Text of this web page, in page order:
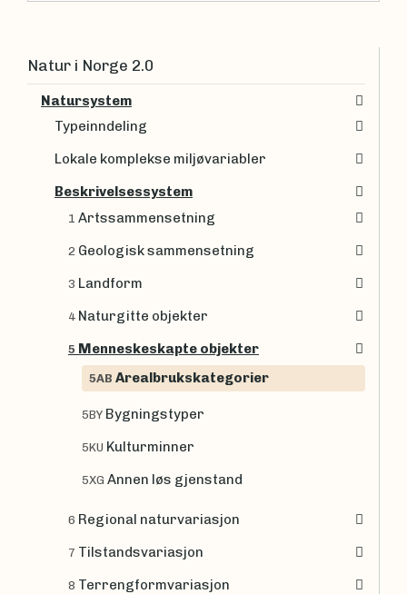
Natur i Norge 2.0
Natursystem
Typeinndeling
Lokale komplekse miljøvariabler
Beskrivelsessystem
1 Artssammensetning
2 Geologisk sammensetning
3 Landform
4 Naturgitte objekter
5 Menneskeskapte objekter
5AB Arealbrukskategorier
5BY Bygningstyper
5KU Kulturminner
5XG Annen løs gjenstand
6 Regional naturvariasjon
7 Tilstandsvariasjon
8 Terrengformvariasjon